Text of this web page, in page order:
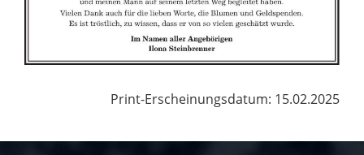
Print-Erscheinungsdatum: 15.02.2025